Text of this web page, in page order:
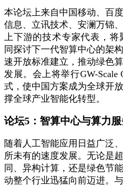
本论坛上来自中国移动、百
信息、立讯技术、安澜万锦
上下游的技术专家代表，将
同探讨下一代智算中心的架
速开放标准建立，推动绿色
发展。会上将举行GW-Scale
式，使中国方案成为全球开
撑全球产业智能化转型。
论坛5：智算中心与算力
随着人工智能应用日益广泛
所未有的速度发展。无论是
同、异构计算，还是绿色节
动整个行业迅猛向前迈进。